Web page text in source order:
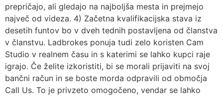
prepričajo, ali gledajo na najboljša mesta in prejmejo
največ od videza. 4) Začetna kvalifikacijska stava iz
desetih funtov bo v dveh tednih postavljena od članstva
v članstvu. Ladbrokes ponuja tudi zelo koristen Cam
Studio v realnem času in s katerimi se lahko kupci raje
igrajo. Če želite izkoristiti, bi se morali prijaviti na svoj
bančni račun in se boste morda odpravili od območja
Call Us. To je privzeto omogočeno, vendar se lahko